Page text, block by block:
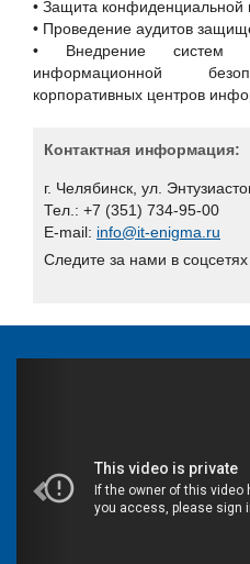
• Защита
• Проведение аудитов
• Внедрение систем
информационной
корпоративных центров
Контактная информация:
г. Челябинск, ул.
Тел.: +7 (351) 734-95-00
E-mail: info@it-enigma.ru
Следите за нами в